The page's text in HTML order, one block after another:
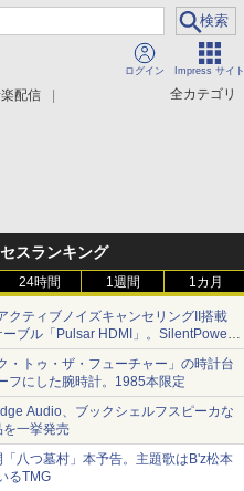
ログイン Impress サイト
全カテゴリ
配信
スランキング
24時間 1週間 1カ月
クティブノイズキャンセリングII搭載
ーブル「Pulsar HDMI」。SilentPower
・トゥ・ザ・フューチャー」の時計台
フにした腕時計。1985本限定
Audio、ブックシェルフスピーカな
を一挙発売
八つ墓村」本予告。主題歌はB'z松本
るTMG